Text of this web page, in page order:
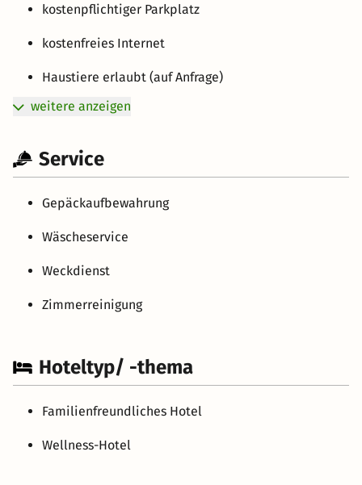
kostenpflichtiger Parkplatz
kostenfreies Internet
Haustiere erlaubt (auf Anfrage)
weitere anzeigen
Service
Gepäckaufbewahrung
Wäscheservice
Weckdienst
Zimmerreinigung
Hoteltyp/ -thema
Familienfreundliches Hotel
Wellness-Hotel